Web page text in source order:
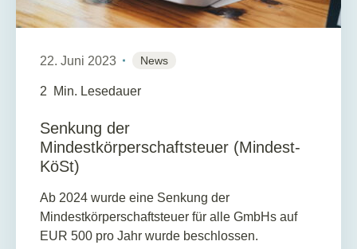
22. Juni 2023 News
2 Min. Lesedauer
Senkung der
Mindestkörperschaftsteuer (Mindest-
KöSt)
Ab 2024 wurde eine Senkung der
Mindestkörperschaftsteuer für alle GmbHs auf
EUR 500 pro Jahr wurde beschlossen.